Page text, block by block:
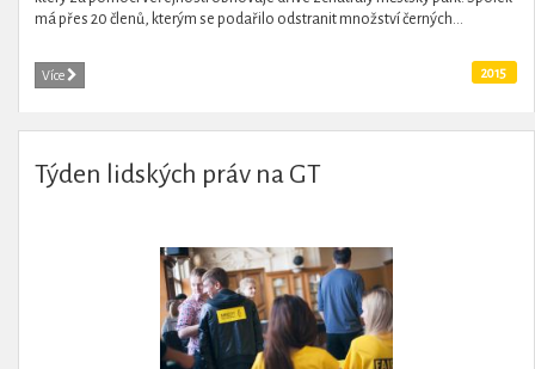
má přes 20 členů, kterým se podařilo odstranit množství černých...
Více 2015
Týden lidských práv na GT